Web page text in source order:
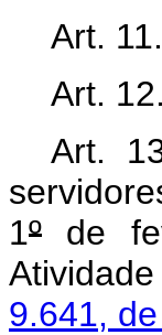
Art. 11.
Art.
Art.
1º de
9.641,